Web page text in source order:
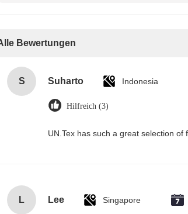
Bewertungen
S Suharto Indonesia
Hilfreich (3)
UN.Tex has such a great selection
L Lee Singapore